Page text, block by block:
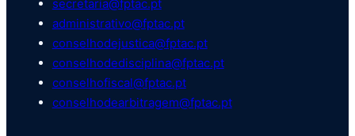
secretaria@fptac.pt
administrativo@fptac.pt
conselhodejustica@fptac.pt
conselhodedisciplina@fptac.pt
conselhofiscal@fptac.pt
conselhodearbitragem@fptac.pt